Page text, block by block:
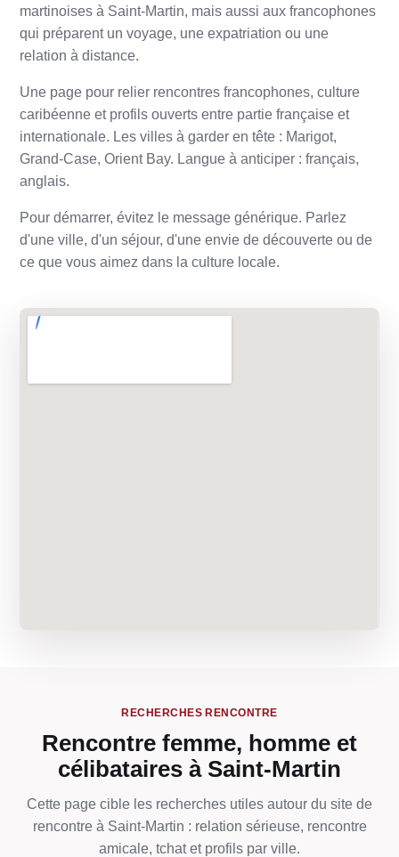
martinoises à Saint-Martin, mais aussi aux francophones
qui préparent un voyage, une expatriation ou une
relation à distance.
Une page pour relier rencontres francophones, culture
caribéenne et profils ouverts entre partie française et
internationale. Les villes à garder en tête : Marigot,
Grand-Case, Orient Bay. Langue à anticiper : français,
anglais.
Pour démarrer, évitez le message générique. Parlez
d'une ville, d'un séjour, d'une envie de découverte ou de
ce que vous aimez dans la culture locale.
RECHERCHES RENCONTRE
Rencontre femme, homme et
célibataires à Saint-Martin
Cette page cible les recherches utiles autour du site de
rencontre à Saint-Martin : relation sérieuse, rencontre
amicale, tchat et profils par ville.